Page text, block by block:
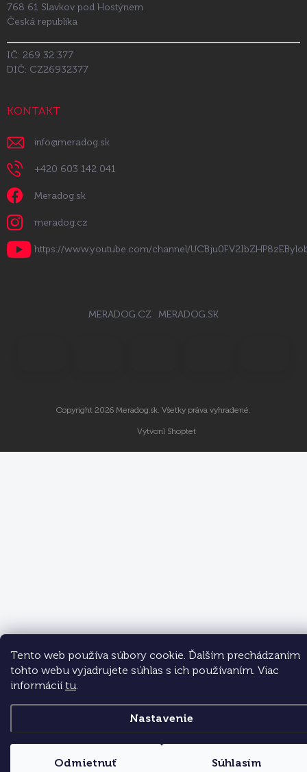
Tento web používa súbory cookie. Ďalším prechádzaním
tohto webu vyjadrujete súhlas s ich používaním. Viac
informácií tu.
Nastavenie
Odmietnuť Súhlasím
768 61 Slavkov pod Hostýnem
Česká republika
IČ: 269 32 377
DIČ: CZ26932377
KONTAKT
info@meradog.sk
+420 603 142 041
Meradog.sk
meradog.cz
https://www.youtube.com/channel/
MERADOG.CZ MERADOG.SK
Vytvoril Shoptet
Copyright 2026 Meradog.sk. Všetky práva vyhradené.